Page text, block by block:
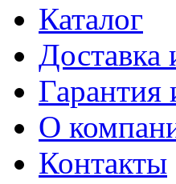
Каталог
Доставка
Гарантия
О
Контакты